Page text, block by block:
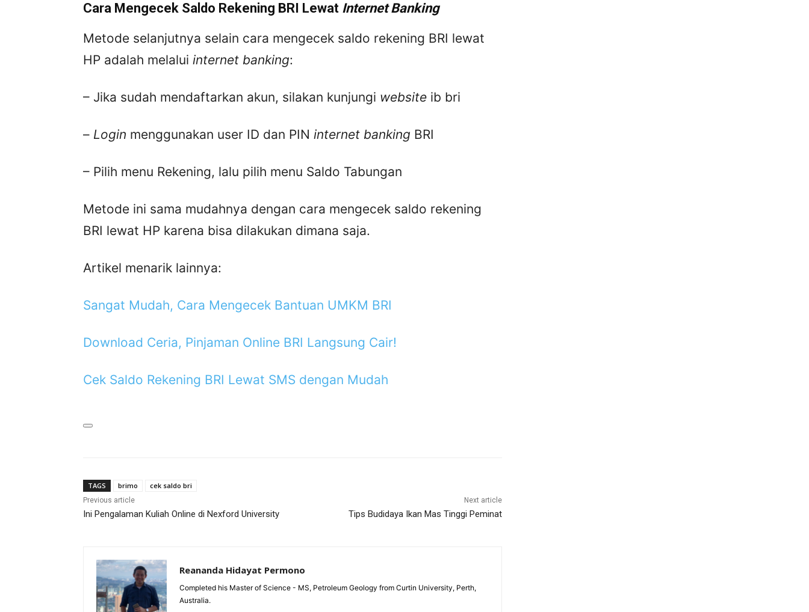
Cara Mengecek Saldo Rekening BRI Lewat Internet Banking
Metode selanjutnya selain cara mengecek saldo rekening BRI lewat
HP adalah melalui internet banking:
– Jika sudah mendaftarkan akun, silakan kunjungi website ib bri
– Login menggunakan user ID dan PIN internet banking BRI
– Pilih menu Rekening, lalu pilih menu Saldo Tabungan
Metode ini sama mudahnya dengan cara mengecek saldo rekening
BRI lewat HP karena bisa dilakukan dimana saja.
Artikel menarik lainnya:
Sangat Mudah, Cara Mengecek Bantuan UMKM BRI
Download Ceria, Pinjaman Online BRI Langsung Cair!
Cek Saldo Rekening BRI Lewat SMS dengan Mudah
TAGS brimo cek saldo bri
Previous article
Ini Pengalaman Kuliah Online di Nexford University
Next article
Tips Budidaya Ikan Mas Tinggi Peminat
Reananda Hidayat Permono
Completed his Master of Science - MS, Petroleum Geology from Curtin University, Perth,
Australia.